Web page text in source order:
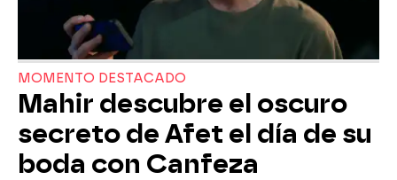
MOMENTO DESTACADO
Mahir descubre el oscuro
secreto de Afet el día de su
boda con Canfeza